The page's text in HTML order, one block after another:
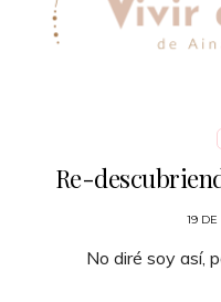
Re-
19 DE
No diré soy así,